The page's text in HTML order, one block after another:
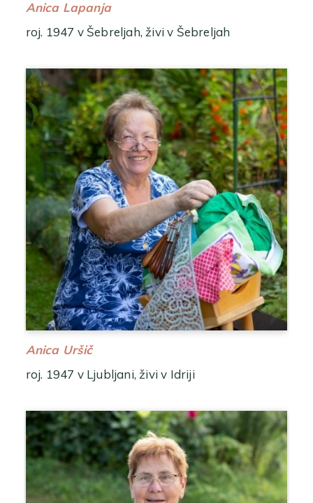
Anica Lapanja
roj. 1947 v Šebreljah, živi v Šebreljah
Anica Uršič
roj. 1947 v Ljubljani, živi v Idriji